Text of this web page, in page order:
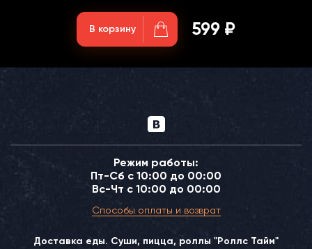
В корзину 599 ₽
Доставка еды. Суши, пицца, роллы "Роллс Тайм"
Режим работы:
Пт-Сб с 10:00 до 00:00
Вс-Чт с 10:00 до 00:00
Способы оплаты и возврат